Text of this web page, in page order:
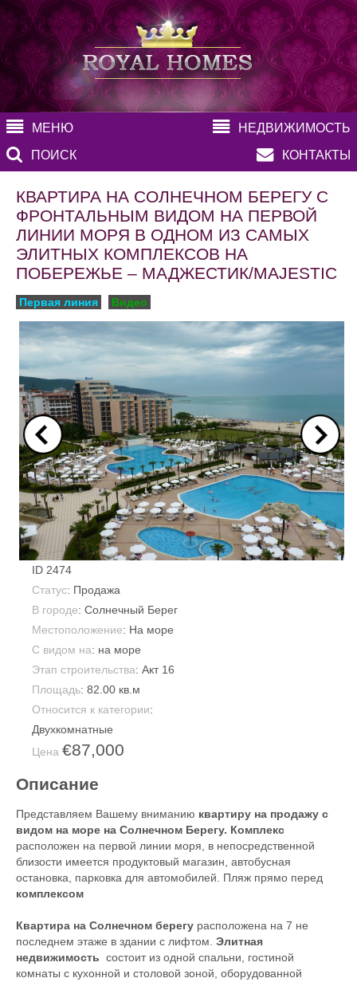
МЕНЮ
НЕДВИЖИМОСТЬ
ПОИСК
КОНТАКТЫ
КВАРТИРА НА СОЛНЕЧНОМ БЕРЕГУ С
ФРОНТАЛЬНЫМ ВИДОМ НА ПЕРВОЙ
ЛИНИИ МОРЯ В ОДНОМ ИЗ САМЫХ
ЭЛИТНЫХ КОМПЛЕКСОВ НА
ПОБЕРЕЖЬЕ – МАДЖЕСТИК/MAJESTIC
Первая линия Видео
ID 2474
Статус: Продажа
В городе: Солнечный Берег
Местоположение: На море
С видом на: на море
Этап строительства: Акт 16
Площадь: 82.00 кв.м
Относится к категории:
Двухкомнатные
Цена €87,000
Описание
Представляем Вашему вниманию квартиру на продажу с
видом на море на Солнечном Берегу. Комплекс
расположен на первой линии моря, в непосредственной
близости имеется продуктовый магазин, автобусная
остановка, парковка для автомобилей. Пляж прямо перед
комплексом
Квартира на Солнечном берегу расположена на 7 не
последнем этаже в здании с лифтом. Элитная
недвижимость состоит из одной спальни, гостиной
комнаты с кухонной и столовой зоной, оборудованной